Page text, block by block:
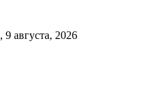
9 августа, 2026